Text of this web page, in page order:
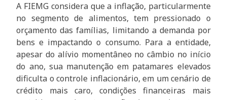
A FIEMG considera que a inflação, particularmente
no segmento de alimentos, tem pressionado o
orçamento das famílias, limitando a demanda por
bens e impactando o consumo. Para a entidade,
apesar do alívio momentâneo no câmbio no início
do ano, sua manutenção em patamares elevados
dificulta o controle inflacionário, em um cenário de
crédito mais caro, condições financeiras mais